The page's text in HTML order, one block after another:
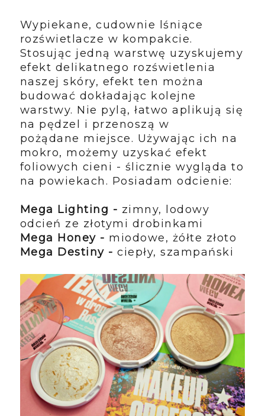
Wypiekane, cudownie lśniące
rozświetlacze w kompakcie.
Stosując jedną warstwę uzyskujemy
efekt delikatnego rozświetlenia
naszej skóry, efekt ten można
budować dokładając kolejne
warstwy. Nie pylą, łatwo aplikują się
na pędzel i przenoszą w
pożądane miejsce. Używając ich na
mokro, możemy uzyskać efekt
foliowych cieni - ślicznie wygląda to
na powiekach. Posiadam odcienie:
Mega Lighting - zimny, lodowy
odcień ze złotymi drobinkami
Mega Honey - miodowe, żółte złoto
Mega Destiny -ciepły, szampański